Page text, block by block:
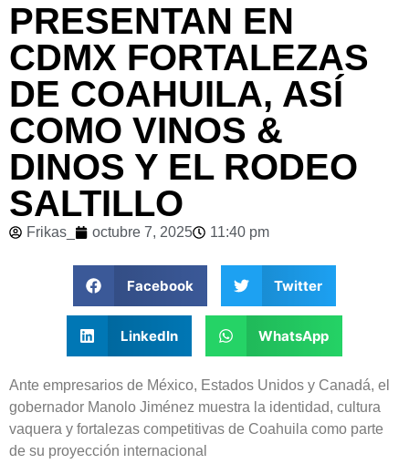
PRESENTAN EN
CDMX FORTALEZAS
DE COAHUILA, ASÍ
COMO VINOS &
DINOS Y EL RODEO
SALTILLO
Frikas_ octubre 7, 2025 11:40 pm
Facebook Twitter
LinkedIn WhatsApp
Ante empresarios de México, Estados Unidos y Canadá, el
gobernador Manolo Jiménez muestra la identidad, cultura
vaquera y fortalezas competitivas de Coahuila como parte
de su proyección internacional